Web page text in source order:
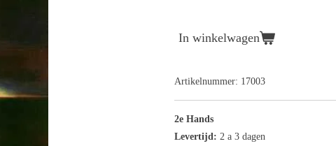
In winkelwagen
Artikelnummer: 17003
2e Hands
Levertijd: 2 a 3 dagen